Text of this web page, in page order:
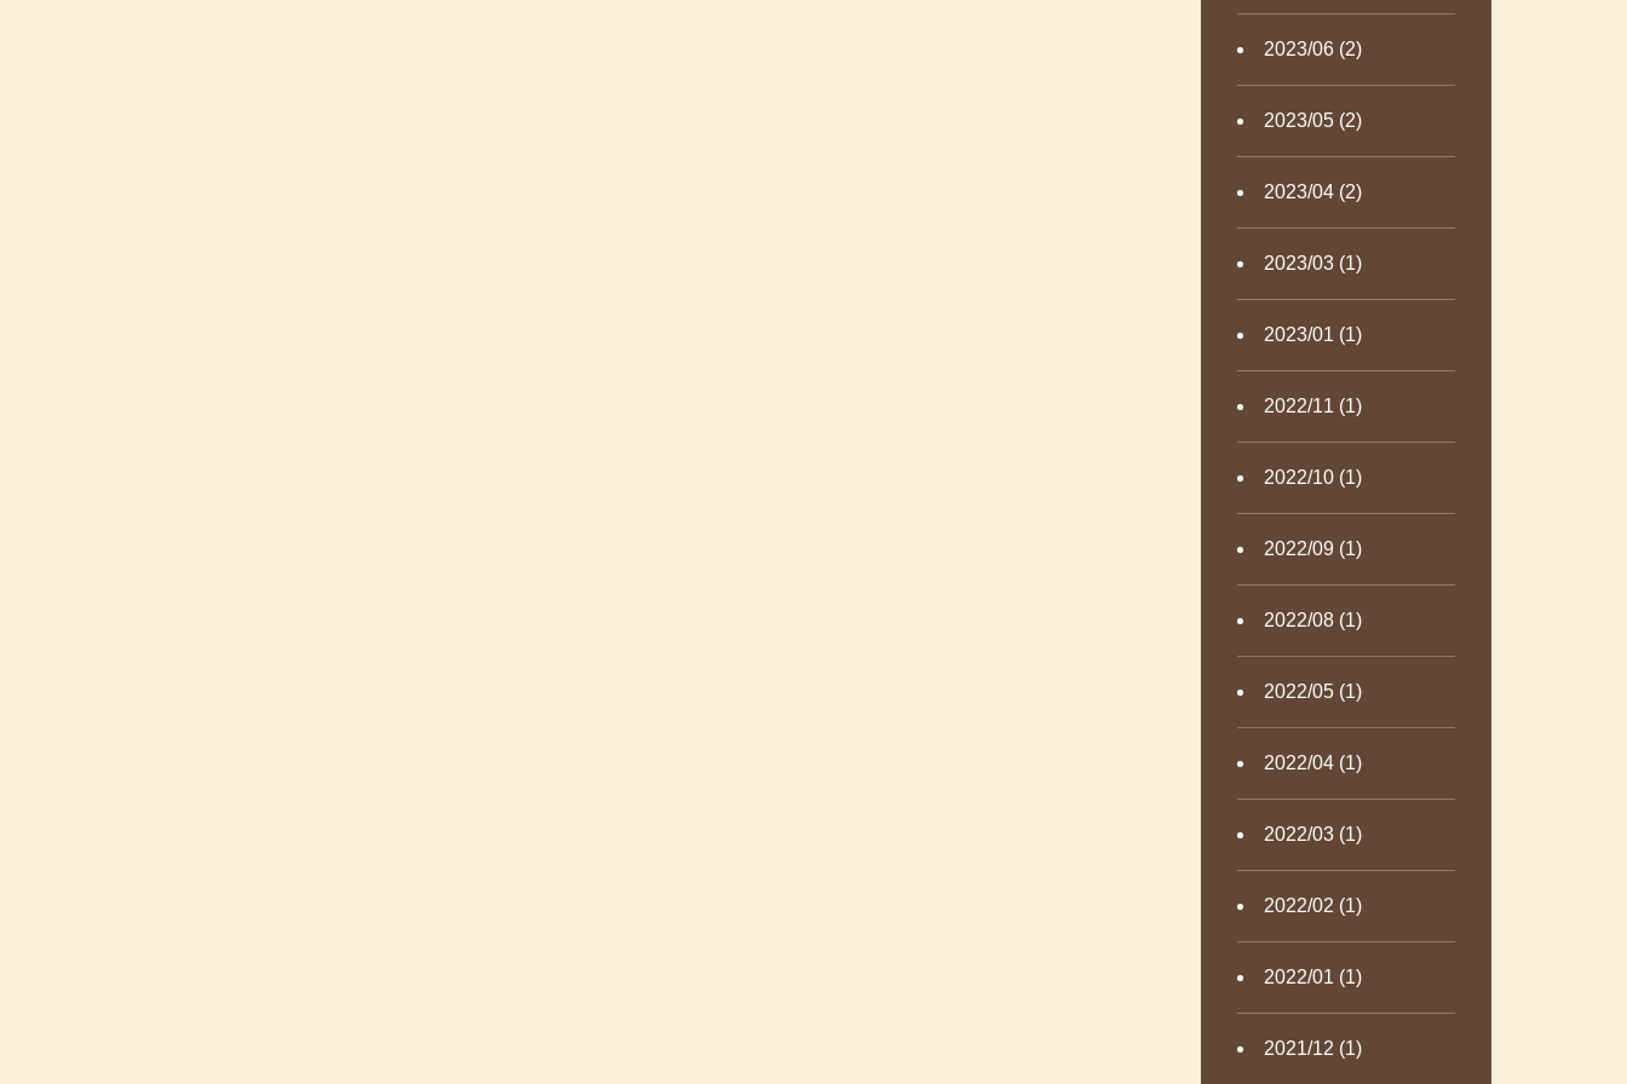
2023/06 (2)
2023/05 (2)
2023/04 (2)
2023/03 (1)
2023/01 (1)
2022/11 (1)
2022/10 (1)
2022/09 (1)
2022/08 (1)
2022/05 (1)
2022/04 (1)
2022/03 (1)
2022/02 (1)
2022/01 (1)
2021/12 (1)